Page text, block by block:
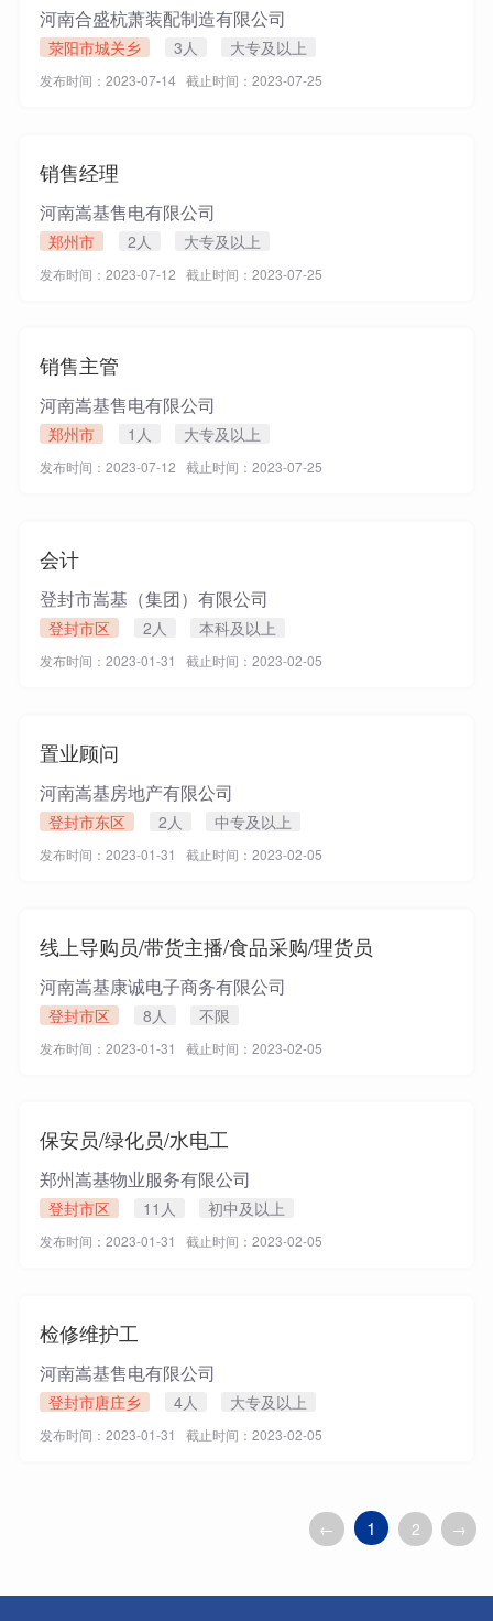
河南合盛杭萧装配制造有限公司
荥阳市城关乡 3人 大专及以上
发布时间：2023-07-14 截止时间：2023-07-25
销售经理
河南嵩基售电有限公司
郑州市 2人 大专及以上
发布时间：2023-07-12 截止时间：2023-07-25
销售主管
河南嵩基售电有限公司
郑州市 1人 大专及以上
发布时间：2023-07-12 截止时间：2023-07-25
会计
登封市嵩基（集团）有限公司
登封市区 2人 本科及以上
发布时间：2023-01-31 截止时间：2023-02-05
置业顾问
河南嵩基房地产有限公司
登封市东区 2人 中专及以上
发布时间：2023-01-31 截止时间：2023-02-05
线上导购员/带货主播/食品采购/理货员
河南嵩基康诚电子商务有限公司
登封市区 8人 不限
发布时间：2023-01-31 截止时间：2023-02-05
保安员/绿化员/水电工
郑州嵩基物业服务有限公司
登封市区 11人 初中及以上
发布时间：2023-01-31 截止时间：2023-02-05
检修维护工
河南嵩基售电有限公司
登封市唐庄乡 4人 大专及以上
发布时间：2023-01-31 截止时间：2023-02-05
← 1 2 →